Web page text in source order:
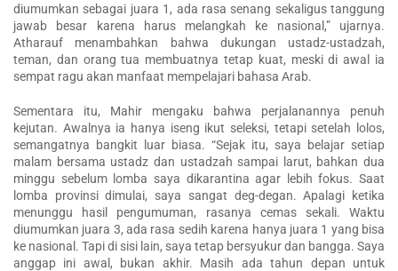
diumumkan sebagai juara 1, ada rasa senang sekaligus tanggung
jawab besar karena harus melangkah ke nasional,” ujarnya.
Atharauf menambahkan bahwa dukungan ustadz-ustadzah,
teman, dan orang tua membuatnya tetap kuat, meski di awal ia
sempat ragu akan manfaat mempelajari bahasa Arab.
Sementara itu, Mahir mengaku bahwa perjalanannya penuh
kejutan. Awalnya ia hanya iseng ikut seleksi, tetapi setelah lolos,
semangatnya bangkit luar biasa. “Sejak itu, saya belajar setiap
malam bersama ustadz dan ustadzah sampai larut, bahkan dua
minggu sebelum lomba saya dikarantina agar lebih fokus. Saat
lomba provinsi dimulai, saya sangat deg-degan. Apalagi ketika
menunggu hasil pengumuman, rasanya cemas sekali. Waktu
diumumkan juara 3, ada rasa sedih karena hanya juara 1 yang bisa
ke nasional. Tapi di sisi lain, saya tetap bersyukur dan bangga. Saya
anggap ini awal, bukan akhir. Masih ada tahun depan untuk